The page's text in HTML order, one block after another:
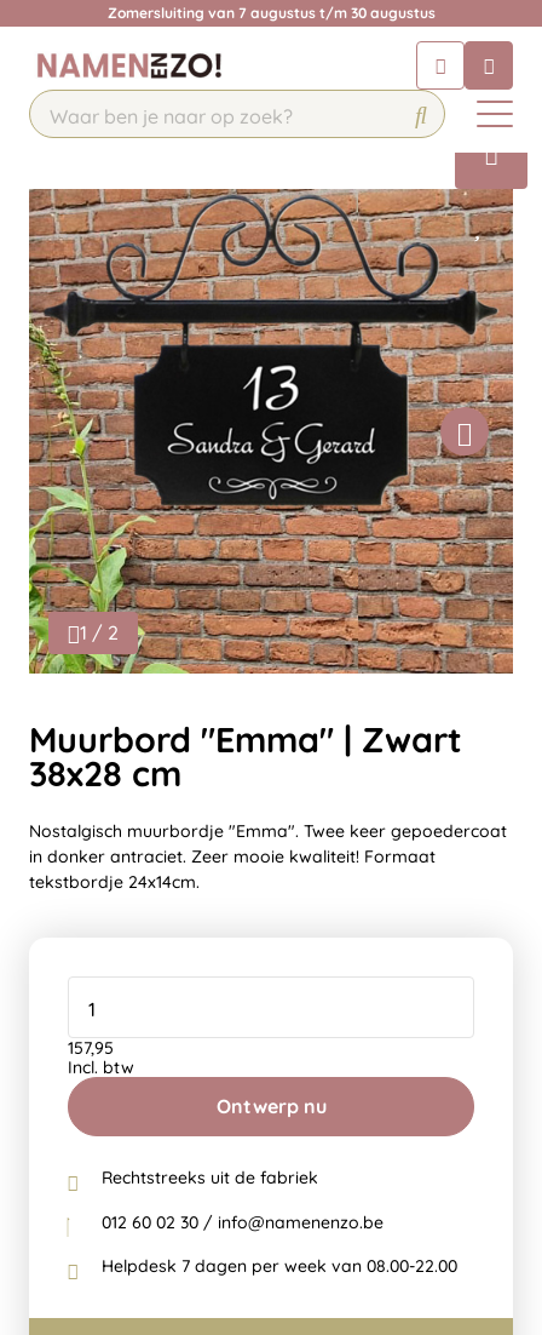
Zomersluiting van 7 augustus t/m 30 augustus
Chat 24/7 met onze chatbot voor
hulp
Contact
1 / 2
Muurbord "Emma" | Zwart
38x28 cm
Nostalgisch muurbordje "Emma". Twee keer gepoedercoat
in donker antraciet. Zeer mooie kwaliteit! Formaat
tekstbordje 24x14cm.
Ontwerp nu
157,95
Incl. btw
Rechtstreeks uit de fabriek
012 60 02 30 / info@namenenzo.be
Helpdesk 7 dagen per week van 08.00-22.00